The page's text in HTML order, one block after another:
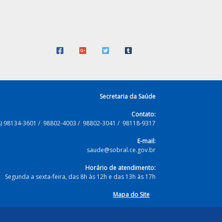
Secretaria da Saúde
Contato:
98134-3601 / 98802-4003 / 98802-3041 / 98118-9317
E-mail:
saude@sobral.ce.gov.br
Horário de atendimento:
Segunda a sexta-feira, das 8h às 12h e das 13h às 17h
Mapa do Site